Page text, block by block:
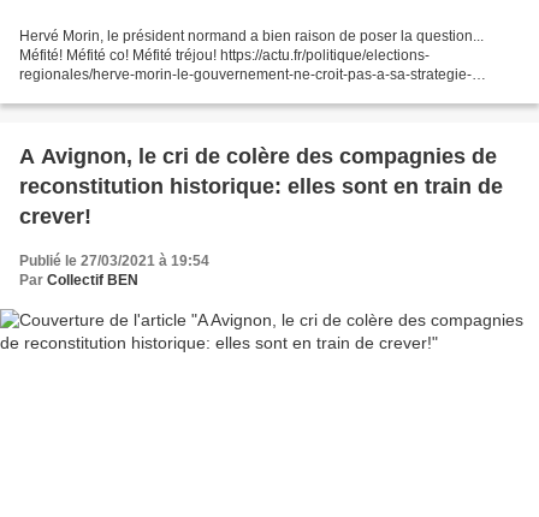
Hervé Morin, le président normand a bien raison de poser la question...
Méfité! Méfité co! Méfité tréjou! https://actu.fr/politique/elections-
regionales/herve-morin-le-gouvernement-ne-croit-pas-a-sa-strategie-
A Avignon, le cri de colère des compagnies de
reconstitution historique: elles sont en train de
crever!
Publié le 27/03/2021 à 19:54
Par Collectif BEN